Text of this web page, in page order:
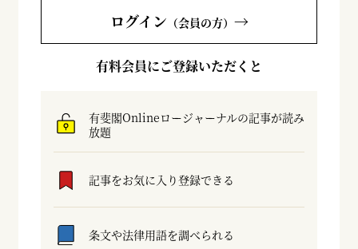
ログイン （会員の方） →
有料会員にご登録いただくと
有斐閣Onlineロージャーナルの記事が読み
放題
記事をお気に入り登録できる
条文や法律用語を調べられる